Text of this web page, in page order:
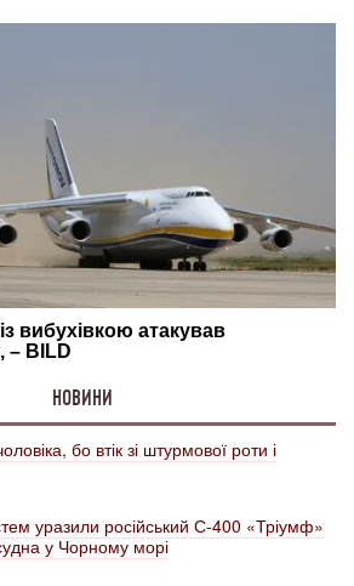
НОВИНИ
бо втік зі штурмової роти і
уразили російський С-400 «Тріумф»
у Чорному морі